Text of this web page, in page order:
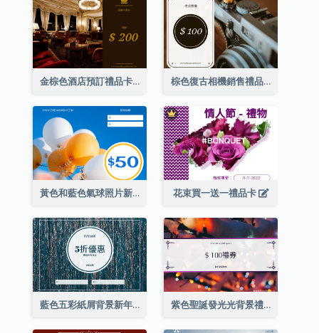
金棕色酒店預訂禮品卡 棕色復古相機銷售禮品卡
黃色和藍色氣球照片新年禮品卡 花束買一送一禮品卡
藍色五彩紙屑背景新年銷售禮品卡 紫色聖誕發光光背景禮品卡